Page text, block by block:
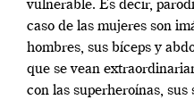
vulnerable. Es decir,
caso de las mujeres son
hombres, sus bíceps y
que se vean
con las superheroínas, sus